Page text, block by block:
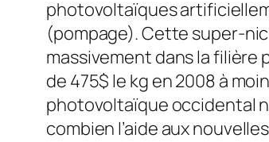
photovoltaïques
(pompage). Cette super-
massivement dans la filière
de 475$ le kg en 2008 à
photovoltaïque occidental
combien l’aide aux